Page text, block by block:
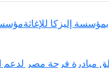
مؤسسة إليزكا للإغاثة